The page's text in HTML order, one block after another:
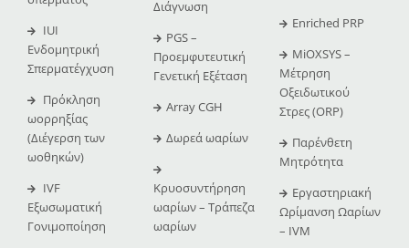
IUI
Ενδομητρική
Σπερματέγχυση
Πρόκληση
ωορρηξίας
(Διέγερση των
ωοθηκών)
IVF
Εξωσωματική
Γονιμοποίηση
Διάγνωση
PGS –
Προεμφυτευτική
Γενετική Εξέταση
Array CGH
Δωρεά ωαρίων
Κρυοσυντήρηση
ωαρίων – Τράπεζα
ωαρίων
Enriched PRP
MiOXSYS –
Μέτρηση
Οξειδωτικού
Στρες (ORP)
Παρένθετη
Μητρότητα
Εργαστηριακή
Ωρίμανση Ωαρίων
– IVM